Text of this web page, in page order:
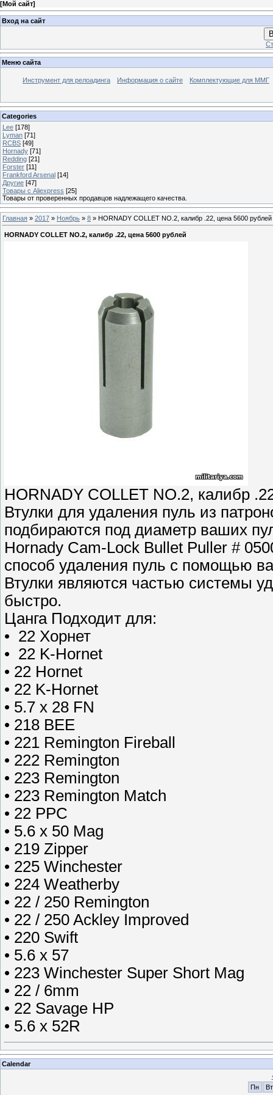
[Мой сайт]
Вход на сайт
Меню сайта
Инструмент для релоадинга Информация о сайте Комплектующие для ММГ
Categories
Lee [178]
Lyman [71]
RCBS [49]
Hornady [71]
Redding [21]
Forster [11]
Frankford Arsenal [14]
Другие [47]
Товары с Aliexpress [25]
Товары от проверенных продавцов надлежащего качества.
Главная » 2017 » Ноябрь » 8 » HORNADY COLLET NO.2, калибр .22, цена 5600 рублей
HORNADY COLLET NO.2, калибр .22, цена 5600 рублей
HORNADY COLLET NO.2, калибр
Втулки для удаления пуль из
подбираются под диаметр ваших
Hornady Cam-Lock Bullet Puller #
способ удаления пуль с помощью
Втулки являются частью системы
быстро.
Цанга Подходит для:
• 22 Хорнет
• 22 K-Hornet
• 22 Hornet
• 22 K-Hornet
• 5.7 x 28 FN
• 218 BEE
• 221 Remington Fireball
• 222 Remington
• 223 Remington
• 223 Remington Match
• 22 PPC
• 5.6 x 50 Mag
• 219 Zipper
• 225 Winchester
• 224 Weatherby
• 22 / 250 Remington
• 22 / 250 Ackley Improved
• 220 Swift
• 5.6 x 57
• 223 Winchester Super Short Mag
• 22 / 6mm
• 22 Savage HP
• 5.6 x 52R
Calendar
Пн
Вт